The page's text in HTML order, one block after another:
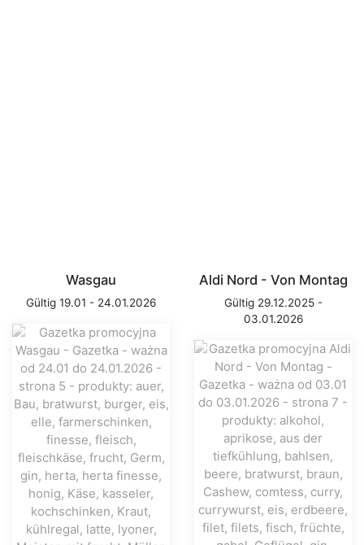
Wasgau
Gültig 19.01 - 24.01.2026
Aldi Nord - Von Montag
Gültig 29.12.2025 -
03.01.2026